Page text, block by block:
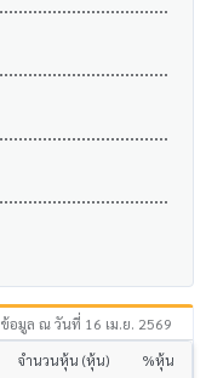
ข้อมูล ณ วันที่ 16 เม.ย. 2569
จำนวนหุ้น (หุ้น) %หุ้น